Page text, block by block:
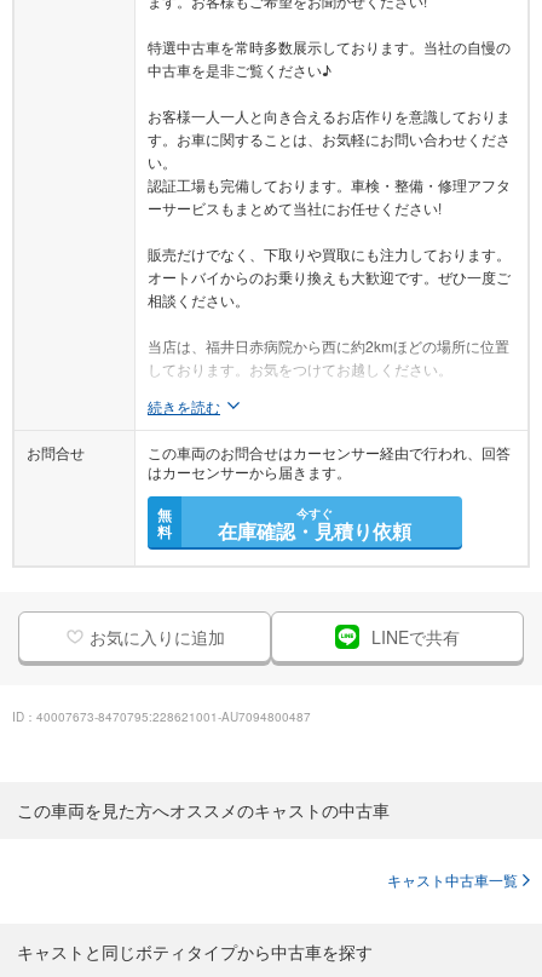
特選中古車を常時多数展示しております。当社の自慢の
中古車を是非ご覧ください♪
お客様一人一人と向き合えるお店作りを意識しておりま
す。お車に関することは、お気軽にお問い合わせくださ
い。
認証工場も完備しております。車検・整備・修理アフタ
ーサービスもまとめて当社にお任せください!
販売だけでなく、下取りや買取にも注力しております。
オートバイからのお乗り換えも大歓迎です。ぜひ一度ご
相談ください。
当店は、福井日赤病院から西に約2kmほどの場所に位置
しております。お気をつけてお越しください。
続きを読む
お問合せ
この車両のお問合せはカーセンサー経由で行われ、回答
はカーセンサーから届きます。
無
料
今すぐ
在庫確認・見積り依頼
お気に入りに追加 LINEで共有
ID：40007673-8470795:228621001-AU7094800487
この車両を見た方へオススメのキャストの中古車
キャスト中古車一覧
キャストと同じボティタイプから中古車を探す